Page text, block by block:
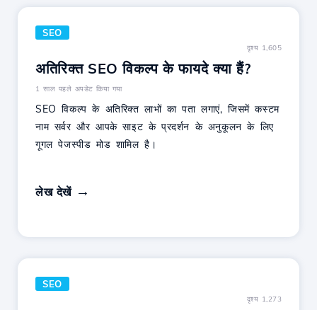
SEO
दृश्य 1,605
अतिरिक्त SEO विकल्प के फायदे क्या हैं?
1 साल पहले अपडेट किया गया
SEO विकल्प के अतिरिक्त लाभों का पता लगाएं, जिसमें कस्टम
नाम सर्वर और आपके साइट के प्रदर्शन के अनुकूलन के लिए
गूगल पेजस्पीड मोड शामिल है।
लेख देखें
SEO
दृश्य 1,273